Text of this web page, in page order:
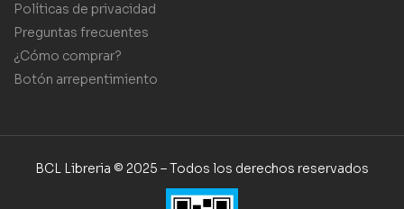
Políticas de privacidad
Preguntas frecuentes
¿Cómo comprar?
Botón arrepentimiento
BCL Libreria © 2025 – Todos los derechos reservados